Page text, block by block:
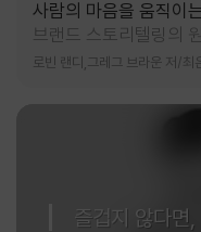
사람의 마음을 움직이
브랜드 스토리텔링의
즐겁지 않다면